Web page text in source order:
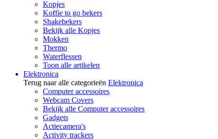
Kopjes
Koffie to go bekers
Shakebekers
Bekijk alle Kopjes
Mokken
Thermo
Waterflessen
Toon alle artikelen
Elektronica
Terug naar alle categorieën Elektronica
Computer accessoires
Webcam Covers
Bekijk alle Computer accessoires
Gadgets
Actiecamera's
Activity trackers